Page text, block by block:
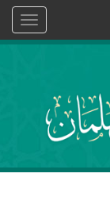
Toggle